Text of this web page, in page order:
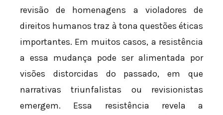
revisão de homenagens a violadores de
direitos humanos traz à tona questões éticas
importantes. Em muitos casos, a resistência
a essa mudança pode ser alimentada por
visões distorcidas do passado, em que
narrativas triunfalistas ou revisionistas
emergem. Essa resistência revela a